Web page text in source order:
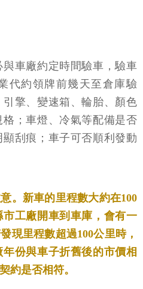
車廠約定時間驗車，驗車
代約領牌前幾天至倉庫驗
擎、變速箱、輪胎、顏色
；車燈、冷氣等配備是否
刮痕；車子可否順利發動
。新車的里程數大約在100
工廠開車到車庫，會有一
現里程數超過100公里時，
份與車子折舊後的市價相
約是否相符。